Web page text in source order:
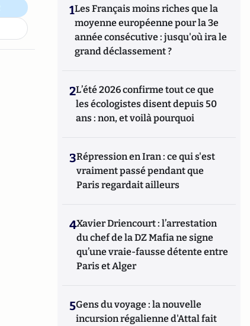
1Les Français moins riches que la
moyenne européenne pour la 3e
année consécutive : jusqu'où ira le
grand déclassement ?
2L’été 2026 confirme tout ce que
les écologistes disent depuis 50
ans : non, et voilà pourquoi
3Répression en Iran : ce qui s'est
vraiment passé pendant que
Paris regardait ailleurs
4Xavier Driencourt : l’arrestation
du chef de la DZ Mafia ne signe
qu’une vraie-fausse détente entre
Paris et Alger
5Gens du voyage : la nouvelle
incursion régalienne d'Attal fait